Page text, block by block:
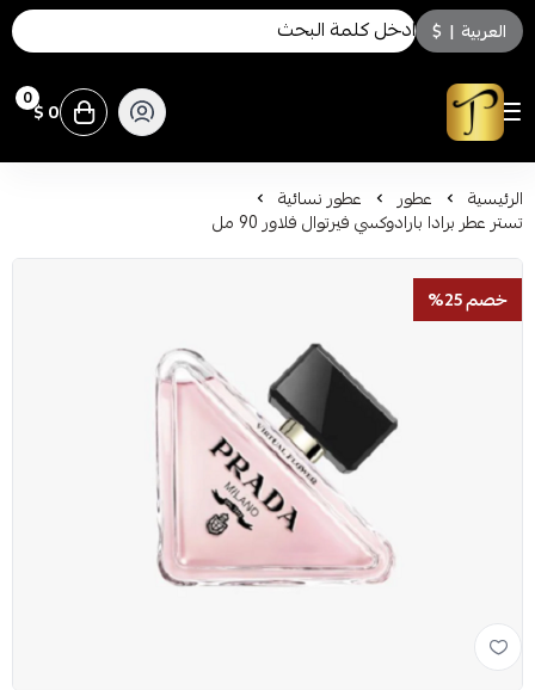
العربية |
$
توسكاني للعطور
0 0 $
الرئيسية عطور عطور نسائية
تستر عطر برادا بارادوكسي فيرتوال فلاور 90 مل
خصم 25%